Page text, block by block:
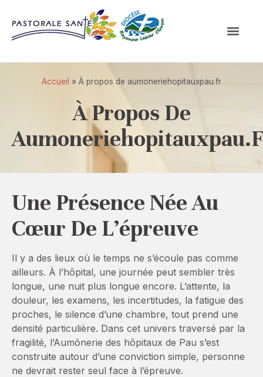
Accueil » À propos de aumoneriehopitauxpau.fr
À Propos De
Une Présence Née Au
Cœur De L’épreuve
Il y a des lieux où le temps ne s’écoule pas comme
ailleurs. À l’hôpital, une journée peut sembler très
longue, une nuit plus longue encore. L’attente, la
douleur, les examens, les incertitudes, la fatigue des
proches, le silence d’une chambre, tout prend une
densité particulière. Dans cet univers traversé par la
fragilité, l’Aumônerie des hôpitaux de Pau s’est
construite autour d’une conviction simple, personne
ne devrait rester seul face à l’épreuve.